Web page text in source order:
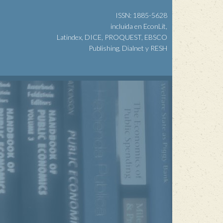
ISSN: 1885-5628
incluida en EconLit,
Latindex, DICE, PROQUEST, EBSCO
Publishing, Dialnet y RESH